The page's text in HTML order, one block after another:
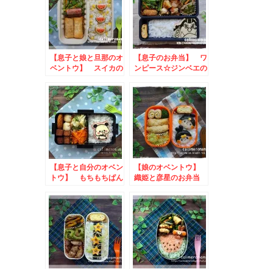
【息子と娘と旦那のオ
ベントウ】 スイカの
【息子のお弁当】 ワ
ンピース☆ジンベエの
【息子と自分のオベン
トウ】 もちもちぱん
【娘のオベントウ】
織姫と彦星のお弁当